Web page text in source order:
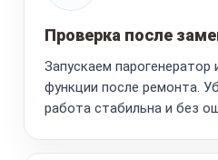
Проверка после
Запускаем
функции после ремонта.
работа стабильна и без